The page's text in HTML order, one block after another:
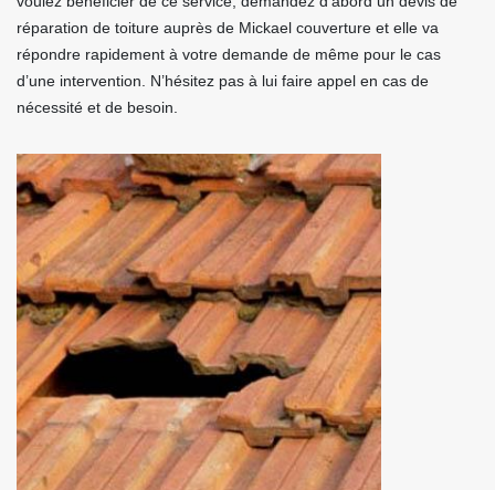
réparation de toiture auprès de Mickael couverture et elle va
répondre rapidement à votre demande de même pour le cas
d’une intervention. N’hésitez pas à lui faire appel en cas de
nécessité et de besoin.